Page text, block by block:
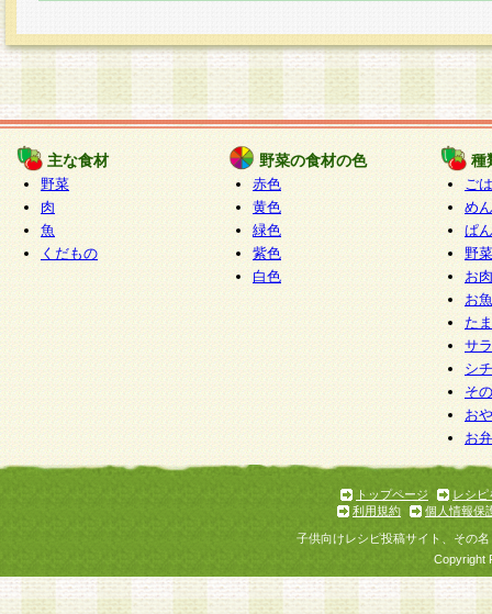
てその効力を生じるものとします。
4.本規約は、会員登録希望者による会員登録手続
の当社による会員登録の承認が完了した時点で会
たものとみなされ、会員に対して適用されるもの
5.当社がお聞きする個人情報は、すべて会員登録
で提 供いただいたものと考えております。従っ
自らの個人情報の提供を希望されない場合には、
をお預かりいたしません が、提供されないこと
商品やサービス等をご利用いただけない場合があ
了承ください。
6.当社は、お客様から当社が保有している個人情
加・ 利用停止等を求められた場合には、ご本人
て確認できた場合に限り、法令に準拠して合理的
いただきます。なお、開示 請求等の請求先は個
ります。
1.会員とは、本規約等を承諾のうえ、当社所定の
了し、当社が承認した者、グループとします。な
が以下に該当する場合は会員登録をすることがで
主な食材
野菜
肉
魚
くだもの
野菜の食材の色
赤色
黄色
緑色
紫色
白色
種
ご
めん
ぱん
野
お
お
た
サ
シ
そ
お
お
トップページ
レシピ
利用規約
個人情報保
子供向けレシピ投稿サイト、その
Copyright